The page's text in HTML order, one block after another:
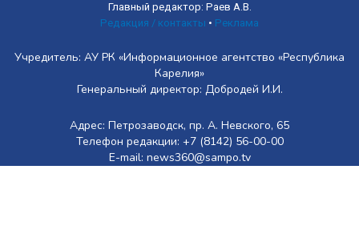
Главный редактор: Раев А.В.
Редакция / контакты • Реклама
Учредитель: АУ РК «Информационное агентство «Республика
Карелия»
Генеральный директор: Добродей И.И.
Адрес: Петрозаводск, пр. А. Невского, 65
Телефон редакции: +7 (8142) 56-00-00
E-mail: news360@sampo.tv